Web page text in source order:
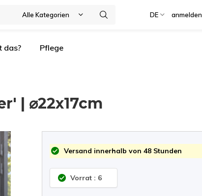
Alle Kategorien DE anmelden
das? Pflege
| ⌀22x17cm
Versand innerhalb von 48 Stunden
Vorrat : 6